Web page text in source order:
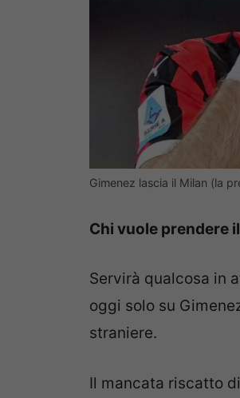
Gimenez lascia il Milan (la
Chi vuole prendere
Servirà qualcosa in
oggi solo su
straniere.
Il mancata riscatto